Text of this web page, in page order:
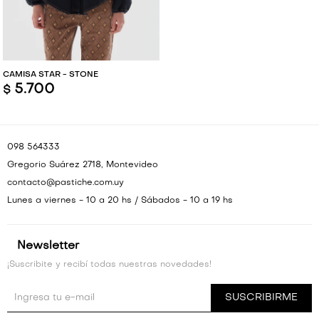
CAMISA STAR - STONE
$ 5.700
Newsletter
¡Suscribite y recibí todas nuestras novedades!
SUSCRIBIRME
098 564333
Gregorio Suárez 2718, Montevideo
contacto@pastiche.com.uy
Lunes a viernes - 10 a 20 hs / Sábados - 10 a 19 hs